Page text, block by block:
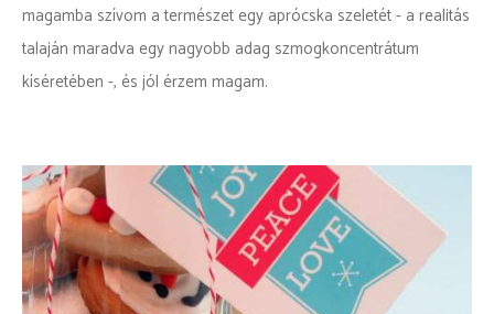
magamba szívom a természet egy aprócska szeletét - a realitás
talaján maradva egy nagyobb adag szmogkoncentrátum
kíséretében -, és jól érzem magam.